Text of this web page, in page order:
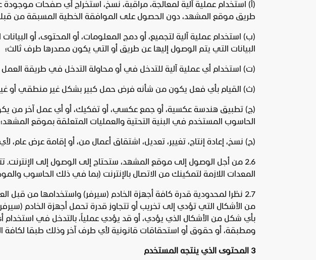
(أ‌) استخدام عملية آلية لمعالجة، مراقبة، نسخ، استخراج أي صفحات
طريق موقع المشهد، دون الحصول على الموافقة الخطية المسبقة من
(ب‌) استخدام عملية آلية لتجميع، أو دمج المعلومات، أو المحتوى، أو
البيانات التي يتم الوصول إليها عن طريق أو التي يكون مصدرها طرف ثالث؛
(ت‌) استخدام أي عملية آلية للتدخل في أو محاولة التدخل في طريقة
(ث‌) القيام بأي فعل يكون من شأنه فرض حمل كبير بشكل غير منطقي أو غير
(ج‌) تطبيق هندسة عكسية، أو جمع عكسي، أو تفكيك، أو أي عمل آخر من
الحاسوب المستخدم في البنية التحتية والعمليات المتعلقة بموقع المشهد؛
(ح‌) نسخ، إعادة إنتاج، تغيير، تعديل، اشتقاق أعمال من، أو إقامة عرض
2.6 من أجل الوصول إلى موقع المشهد، ستحتاج إلى الوصول إلى
المعدات اللازمة لتمكينك من الاتصال بالإنترنت (بما في ذلك الحاسوب
2.7 نظرا لمحدودية قدرة كافة أجهزة الخادم (سيرفر) واستخدامها من
من الأشكال التي تؤدي إلى تخريب أو تتجاوز قدرة تحمل أجهزة الخادم
بأي شكل من الأشكال الذي يؤدي، أو قد يؤدي عملياً، بالتدخل في
ومطبقة، أو حقوق أو استحقاقات قانونية لأي طرف آخر وذلك طبقا لكافة
3 المحتوى الذي ينتجه المستخدم